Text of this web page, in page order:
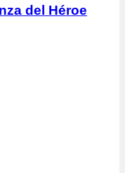
del Héroe